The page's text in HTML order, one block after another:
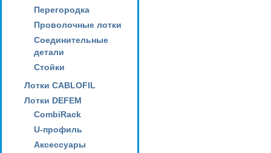
Перегородка
Проволочные лотки
Соединительные
детали
Стойки
Лотки CABLOFIL
Лотки DEFEM
CombiRack
U-профиль
Аксессуары